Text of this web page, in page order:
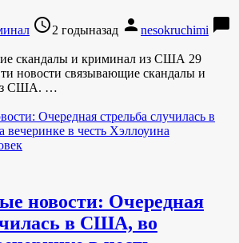
access_time2 годыназад person nesokruchimi chat_bubble
скандалы и криминал из США 29
новости связывающие скандалы и
США. …
новости: Очередная
в США, во